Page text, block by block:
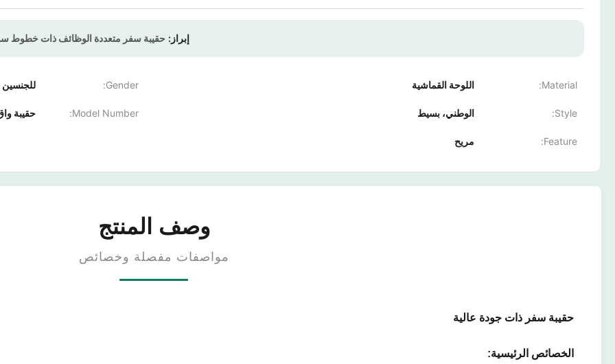
إبراز: حقيبة سفر متعددة الوظائف ذات خطوط
Material: اللوحة القماشية Gender: للجنسين
Style: الوطني، بسيط Model Number: حقيبة
Feature: مريح
وصف المنتج
مواصفات مفصلة وخصائص
حقيبة سفر ذات جودة عالية
الخصائص الرئيسية: